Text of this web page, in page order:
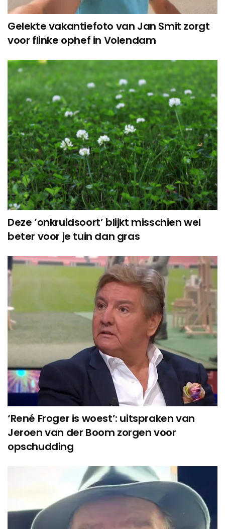
Gelekte vakantiefoto van Jan Smit zorgt
voor flinke ophef in Volendam
Deze ‘onkruidsoort’ blijkt misschien wel
beter voor je tuin dan gras
‘René Froger is woest’: uitspraken van
Jeroen van der Boom zorgen voor
opschudding